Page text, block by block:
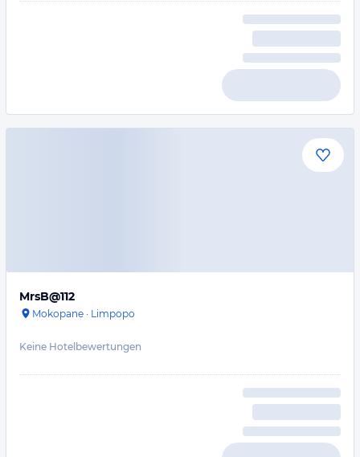
MrsB@112
Mokopane · Limpopo
Keine Hotelbewertungen